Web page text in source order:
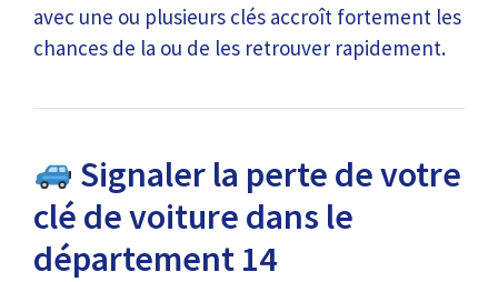
avec une ou plusieurs clés accroît fortement les
chances de la ou de les retrouver rapidement.
Signaler la perte de votre
clé de voiture dans le
département 14